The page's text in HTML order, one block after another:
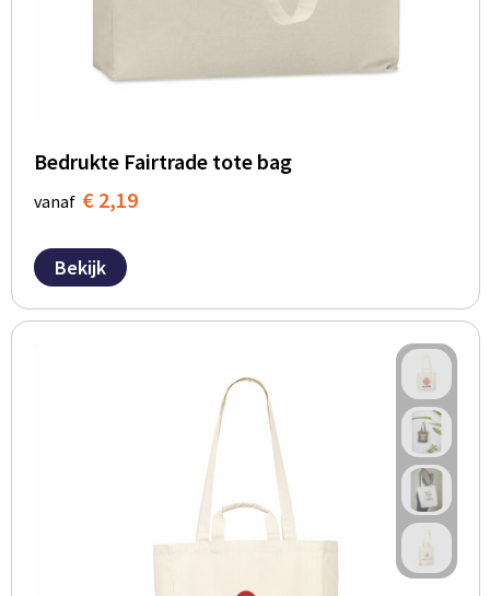
Bedrukte Fairtrade tote bag
vanaf € 2,19
Bekijk